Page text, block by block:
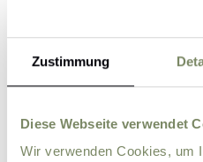
Zustimmung
Diese Webseite verwendet
Wir verwenden Cookies, um
Street
ZIP City